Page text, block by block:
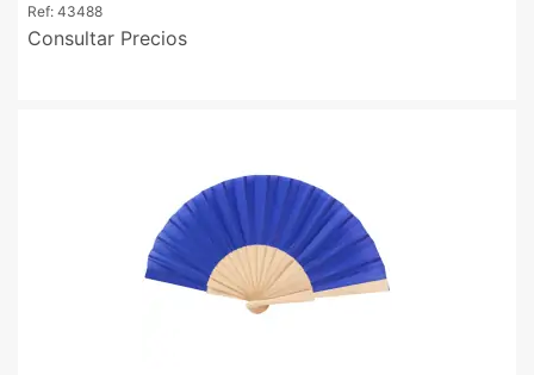
Ref: 43488
Consultar Precios